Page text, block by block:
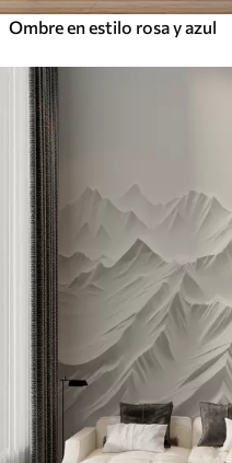
Ombre en estilo rosa y azul